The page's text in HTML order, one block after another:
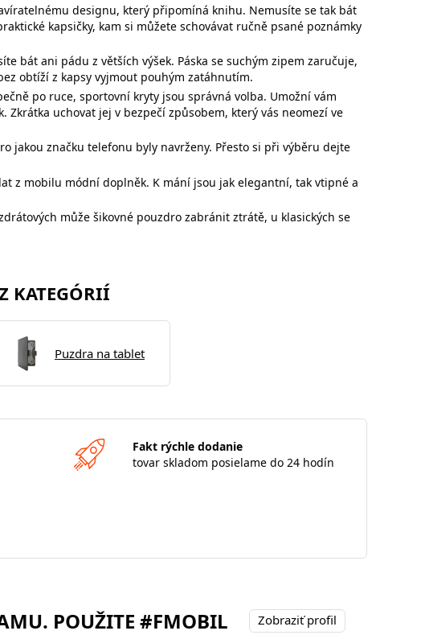
designu, který připomíná knihu. Nemusíte se tak bát
kapsičky, kam si můžete schovávat ručně psané poznámky
bát ani pádu z větších výšek. Páska se suchým zipem zaručuje,
obtíží z kapsy vyjmout pouhým zatáhnutím.
po ruce, sportovní kryty jsou správná volba. Umožní vám
uchovat jej v bezpečí způsobem, který vás neomezí ve
jakou značku telefonu byly navrženy. Přesto si při výběru dejte
z mobilu módní doplněk. K mání jsou jak elegantní, tak vtipné a
může šikovné pouzdro zabránit ztrátě, u klasických se
KATEGÓRIÍ
Puzdra na tablet
Fakt rýchle dodanie
tovar skladom posielame do 24 hodín
POUŽITE #FMOBIL Zobraziť profil